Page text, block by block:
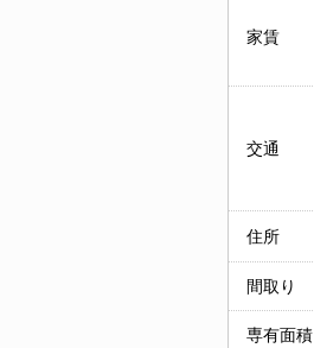
家賃
交通
住所
間取り
専有面積